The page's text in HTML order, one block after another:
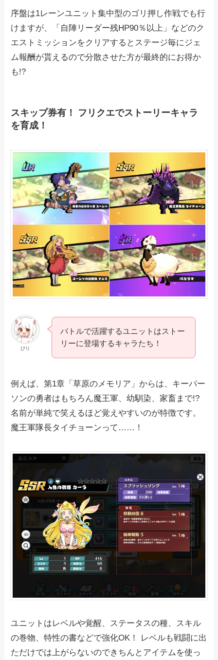
序盤は1レーンユニット集中型のゴリ押し作戦でも行
けますが、「自陣リーダー残HP90％以上」などのク
エストミッションをクリアするとステージ毎にジェ
ム報酬が貰えるので分散させた方が最終的にお得か
も!?
スキップ券有！ フリクエでストーリーキャラ
を育成！
ぴり
バトルで活躍するユニットはストー
リーに登場するキャラたち！
例えば、第1章「草原のメモリア」からは、キーパー
ソンの勇者はもちろん魔王軍、幼馴染、家畜まで!?
名前が単純で笑えるほど覚えやすいのが特徴です。
魔王軍隊長タイチョーンって……！
ユニットはレベルや覚醒、ステータスの種、スキル
の巻物、特性の書などで強化OK！ レベルも戦闘に出
ただけでは上がらないのできちんとアイテムを使っ